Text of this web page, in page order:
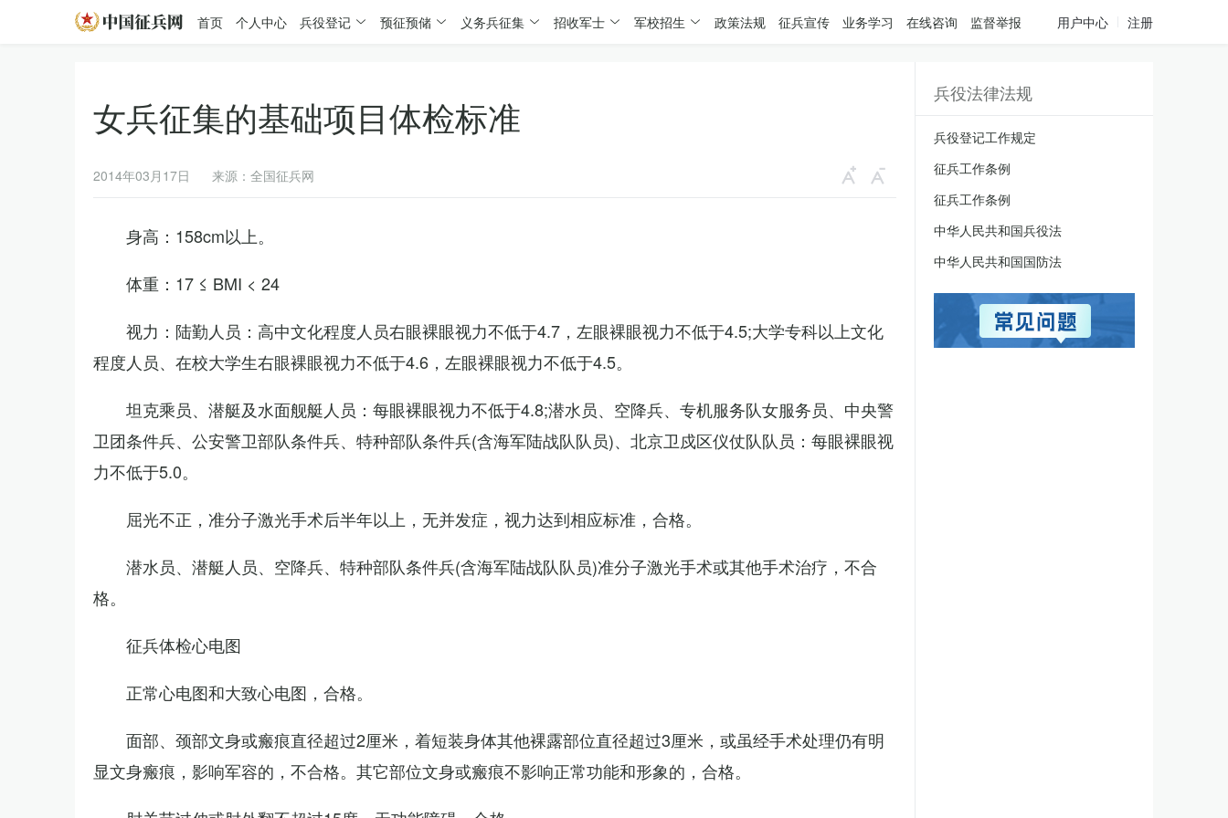
首页 个人中心 兵役登记 预征预储 义务兵征集 招收军士 军校招生 政策法规 征兵宣传 业务学习 在线咨询 监督举报 用户中心 注册
女兵征集的基础项目体检标准
2014年03月17日 来源：全国征兵网
身高：158cm以上。
体重：17 ≤ BMI < 24
视力：陆勤人员：高中文化程度人员右眼裸眼视力不低于4.7，左眼裸眼视力不低于4.5;大学专科以上文化
程度人员、在校大学生右眼裸眼视力不低于4.6，左眼裸眼视力不低于4.5。
坦克乘员、潜艇及水面舰艇人员：每眼裸眼视力不低于4.8;潜水员、空降兵、专机服务队女服务员、中央警
卫团条件兵、公安警卫部队条件兵、特种部队条件兵(含海军陆战队队员)、北京卫戍区仪仗队队员：每眼裸眼视
力不低于5.0。
屈光不正，准分子激光手术后半年以上，无并发症，视力达到相应标准，合格。
潜水员、潜艇人员、空降兵、特种部队条件兵(含海军陆战队队员)准分子激光手术或其他手术治疗，不合
格。
征兵体检心电图
正常心电图和大致心电图，合格。
面部、颈部文身或瘢痕直径超过2厘米，着短装身体其他裸露部位直径超过3厘米，或虽经手术处理仍有明
显文身瘢痕，影响军容的，不合格。其它部位文身或瘢痕不影响正常功能和形象的，合格。
兵役法律法规
兵役登记工作规定
征兵工作条例
征兵工作条例
中华人民共和国兵役法
中华人民共和国国防法